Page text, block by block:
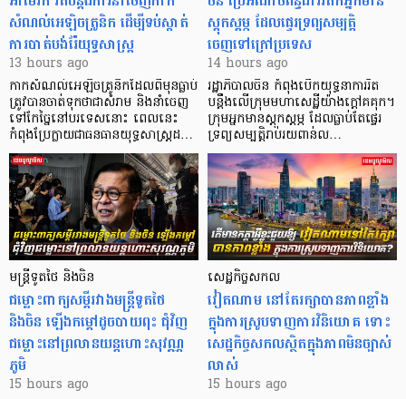
សំណល់អេឡិចត្រូនិក ដើម្បីទប់ស្កាត់
ការបាត់បង់រ៉ែយុទ្ធសាស្ត្រ
13 hours ago
កាក​សំណល់​អេឡិច​ត្រូនិកដែល​ពីមុនធ្លាប់​
ត្រូវបានចាត់ទុកថាជាសំរាម និងនាំចេញ
ទៅកែច្នៃនៅបរទេស​នោះ ពេលនេះ
កំពុងប្រែក្លាយជាធនធានយុទ្ធសាស្ត្រដ…
ស្ដុកស្ដម្ភ ដែលផ្ទេរទ្រព្យសម្បត្តិ
ចេញទៅក្រៅប្រទេស
14 hours ago
រដ្ឋាភិបាលចិន កំពុងបើកយុទ្ធនាការរឹត
បន្តឹងលើក្រុមមហាសេដ្ឋី​យ៉ាង​ក្ដៅគគុក។
​ក្រុមអ្នកមានស្ដុកស្ដម្ភ ដែល​ធ្លាប់​តែផ្ទេរ
ទ្រព្យសម្បត្តិរាប់រយពាន់ល…
មន្ត្រីទូតថៃ និងចិន
ជម្លោះពាក្យសម្តីរវាងមន្ត្រីទូតថៃ
និងចិន ឡើងកម្ដៅដូចបាយពុះ ជុំវិញ
ជម្លោះនៅព្រលានយន្តហោះសុវណ្ណ
ភូមិ
15 hours ago
សេដ្ឋកិច្ចសកល
វៀតណាម នៅតែរក្សាបានភាពខ្លាំង
ក្នុងការស្រូបទាញការវិនិយោគ​ ទោះ
សេដ្ឋកិច្ចសកលស្ថិតក្នុងភាពមិនច្បាស់
លាស់
15 hours ago